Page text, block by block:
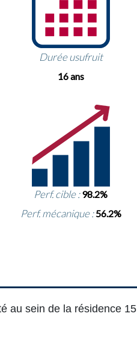
Durée usufruit
16 ans
Perf. cible : 98.2%
Perf. mécanique :56.2%
au sein de la résidence